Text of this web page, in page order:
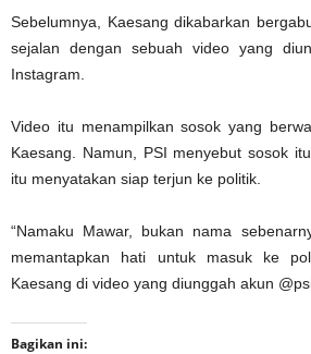
Sebelumnya, Kaesang dikabarkan
sejalan dengan sebuah video yang
Instagram.
Video itu menampilkan sosok yang
Kaesang. Namun, PSI menyebut sosok
itu menyatakan siap terjun ke politik.
“Namaku Mawar, bukan nama
memantapkan hati untuk masuk ke
Kaesang di video yang diunggah akun
Bagikan ini: